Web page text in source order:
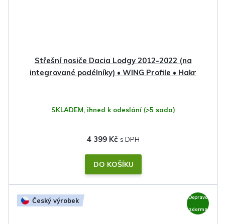
Střešní nosiče Dacia Lodgy 2012-2022 (na
integrované podélníky) • WING Profile • Hakr
SKLADEM, ihned k odeslání (>5 sada)
4 399 Kč
DO KOŠÍKU
Český výrobek Doprava
zdarma